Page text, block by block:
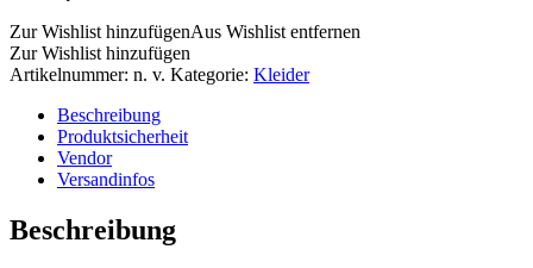
Zur Wishlist hinzufügenAus Wishlist entfernen
Zur Wishlist hinzufügen
Artikelnummer: n. v. Kategorie: Kleider
Beschreibung
Produktsicherheit
Vendor
Versandinfos
Beschreibung